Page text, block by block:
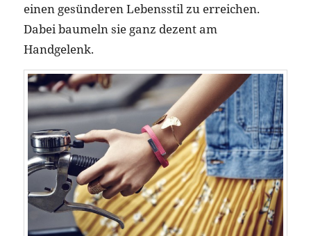
einen gesünderen Lebensstil zu erreichen.
Dabei baumeln sie ganz dezent am
Handgelenk.